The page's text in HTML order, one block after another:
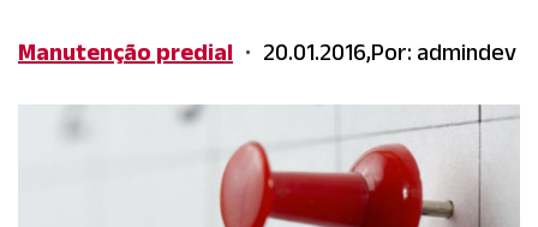
Manutenção predial • 20.01.2016,Por: admindev